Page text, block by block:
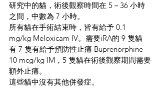
研究中的貓，術後觀察時間在 5－36 小時
之間，中數為 7 小時。
所有貓在手術結束時，皆有給予 0.1
mg/kg Meloxicam IV。需要iRA的 9 隻貓
有 7 隻有給予預防性止痛 Buprenorphine
10 mcg/kg IM，5 隻貓在術後觀察期間需要
額外止痛。
這些貓中沒有其他併發症。